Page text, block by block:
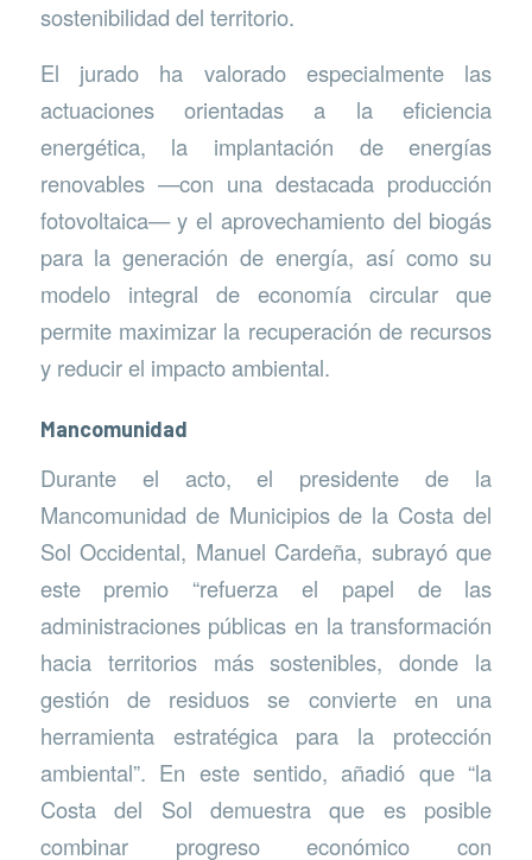
sostenibilidad del territorio.
El jurado ha valorado especialmente las
actuaciones orientadas a la eficiencia
energética, la implantación de energías
renovables —con una destacada producción
fotovoltaica— y el aprovechamiento del biogás
para la generación de energía, así como su
modelo integral de economía circular que
permite maximizar la recuperación de recursos
y reducir el impacto ambiental.
Mancomunidad
Durante el acto, el presidente de la
Mancomunidad de Municipios de la Costa del
Sol Occidental, Manuel Cardeña, subrayó que
este premio “refuerza el papel de las
administraciones públicas en la transformación
hacia territorios más sostenibles, donde la
gestión de residuos se convierte en una
herramienta estratégica para la protección
ambiental”. En este sentido, añadió que “la
Costa del Sol demuestra que es posible
combinar progreso económico con